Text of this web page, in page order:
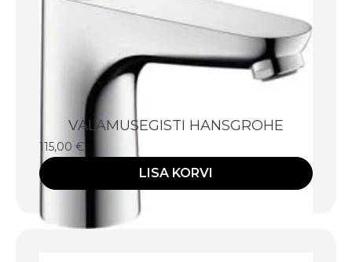
VALAMUSEGISTI HANSGROHE
115,00 €
LISA KORVI